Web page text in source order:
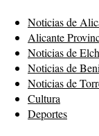
Noticias de
Alicante
Noticias de
Noticias de
Noticias de
Cultura
Deportes